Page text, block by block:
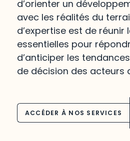
d’orienter un
avec les réalités du
d’expertise est de
essentielles pour
d’anticiper les
de décision des acteurs
ACCÉDER À NOS SERVICES